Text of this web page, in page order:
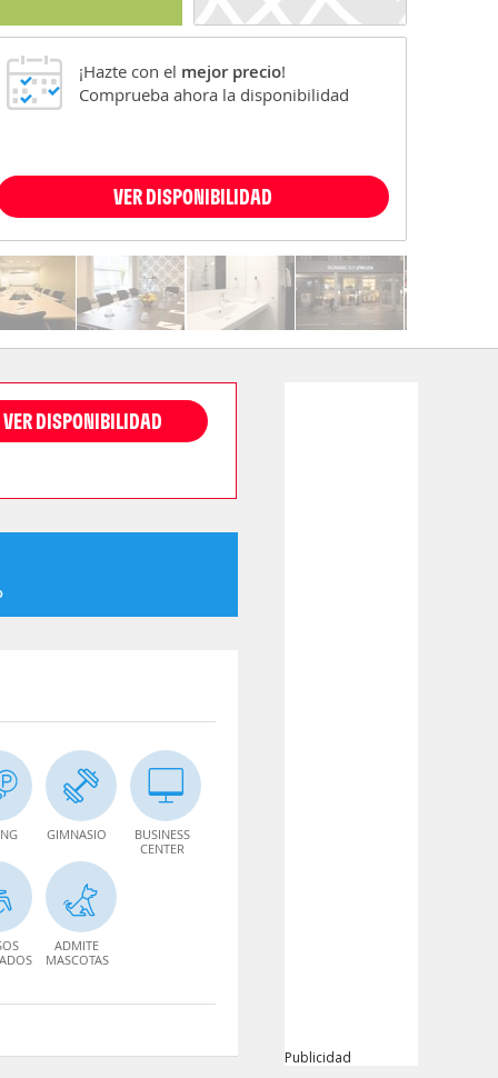
¡Hazte con el mejor precio!
Comprueba ahora la disponibilidad
VER DISPONIBILIDAD
VER DISPONIBILIDAD
GIMNASIO
BUSINESS
CENTER
ADMITE
MASCOTAS
Publicidad